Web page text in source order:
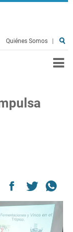
Quiénes Somos